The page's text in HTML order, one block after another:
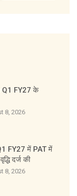
Q1 FY27 के
8, 2026
FY27 में PAT में
दर्ज की
8, 2026